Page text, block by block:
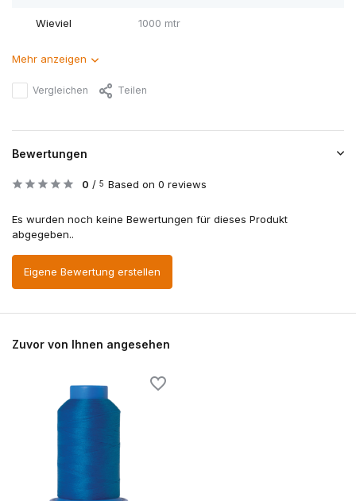
Wieviel 1000 mtr
Mehr anzeigen
Vergleichen Teilen
Bewertungen
0 / 5 Based on 0 reviews
Es wurden noch keine Bewertungen für dieses Produkt
abgegeben..
Eigene Bewertung erstellen
Zuvor von Ihnen angesehen